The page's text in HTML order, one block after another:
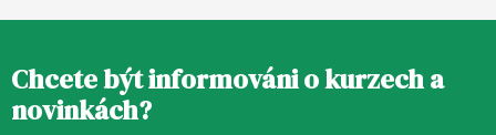
Chcete být informováni o kurzech a
novinkách?